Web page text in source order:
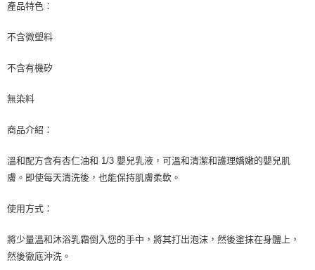
ATM付款
運送方式
全家取貨付款
每筆NT$80，滿NT$999(含以上)免運費
7-11取貨付款
每筆NT$80，滿NT$999(含以上)免運費
宅配
每筆NT$100，滿NT$999(含以上)免運費
產品特色：
不含微塑料
不含有機矽
無染料
商品介紹：
溫和配方含有杏仁油和 1/3 嬰兒乳液，可溫和清潔和護理嬌嫩的嬰兒肌
膚。即使每天清洗後，也能保持肌膚柔軟。
使用方式：
將少量溫和沐浴乳霜倒入您的手中，將其打出泡沫，然後塗抹在身體上，
然後徹底沖洗。